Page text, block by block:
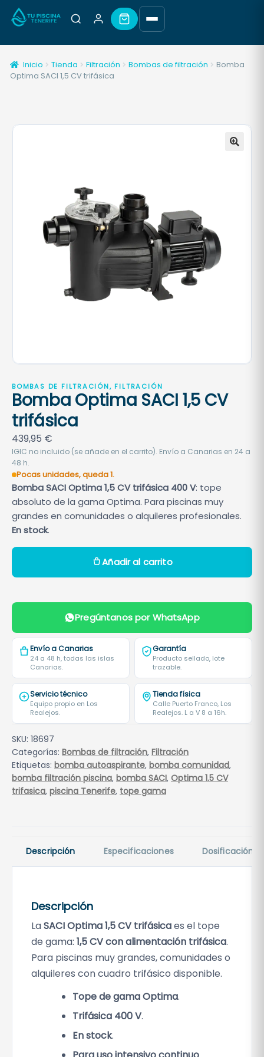
Inicio Tienda Filtración Bombas de filtración
Bomba
Optima SACI 1,5 CV trifásica
BOMBAS DE FILTRACIÓN, FILTRACIÓN
Bomba Optima SACI 1,5 CV
trifásica
439,95 €
IGIC no incluido (se añade en el carrito). Envío a Canarias en 24 a
48 h.
Pocas unidades, queda 1.
Bomba SACI Optima 1,5 CV trifásica 400 V: tope
absoluto de la gama Optima. Para piscinas muy
grandes en comunidades o alquileres profesionales.
En stock.
B
O
p
m
C
I
1
,
Añadir al carrito
Pregúntanos por WhatsApp
Envío a Canarias
24 a 48 h, todas las islas
Canarias.
Garantía
Producto sellado, lote
trazable.
Servicio técnico
Equipo propio en Los
Realejos.
Tienda física
Calle Puerto Franco, Los
Realejos. L a V 8 a 16h.
SKU: 18697
Categorías: Bombas de filtración, Filtración
Etiquetas: bomba autoaspirante, bomba comunidad,
bomba filtración piscina, bomba SACI, Optima 1.5 CV
trifasica, piscina Tenerife, tope gama
Descripción Especificaciones Dosificación
Descripción
LaSACI Optima 1,5 CV trifásicaes el tope
de gama: 1,5 CV con alimentación trifásica.
Para piscinas muy grandes, comunidades o
alquileres con cuadro trifásico disponible.
Tope de gama Optima.
Trifásica 400 V.
En stock.